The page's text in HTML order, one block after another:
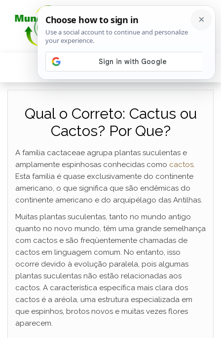
Qual o Correto: Cactus ou
Cactos? Por Que?
A família cactaceae agrupa plantas suculentas e
amplamente espinhosas conhecidas como cactos.
Esta família é quase exclusivamente do continente
americano, o que significa que são endêmicas do
continente americano e do arquipélago das Antilhas.
Muitas plantas suculentas, tanto no mundo antigo
quanto no novo mundo, têm uma grande semelhança
com cactos e são freqüentemente chamadas de
cactos em linguagem comum. No entanto, isso
ocorre devido à evolução paralela, pois algumas
plantas suculentas não estão relacionadas aos
cactos. A característica específica mais clara dos
cactos é a aréola, uma estrutura especializada em
que espinhos, brotos novos e muitas vezes flores
aparecem.